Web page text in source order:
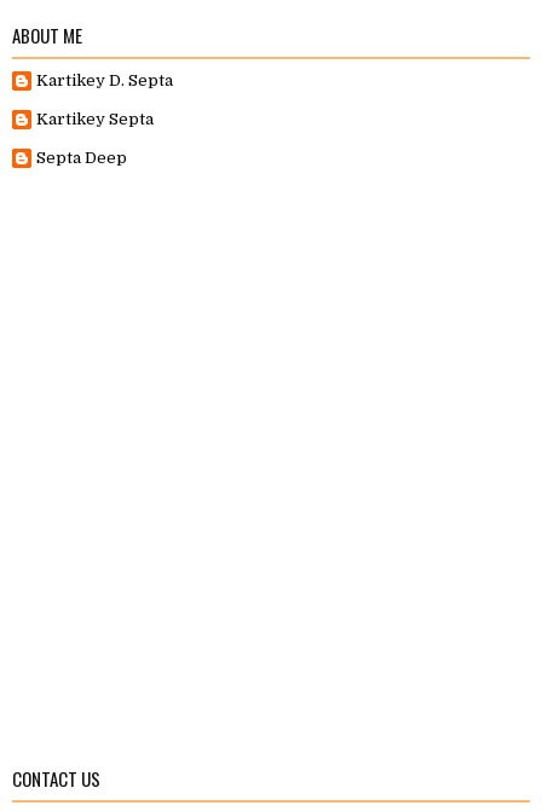
ABOUT ME
Kartikey D. Septa
Kartikey Septa
Septa Deep
CONTACT US